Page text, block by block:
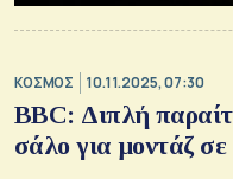
ΚΟΣΜΟΣ 10.11.2025, 07:30
BBC: Διπλή
σάλο για μοντάζ